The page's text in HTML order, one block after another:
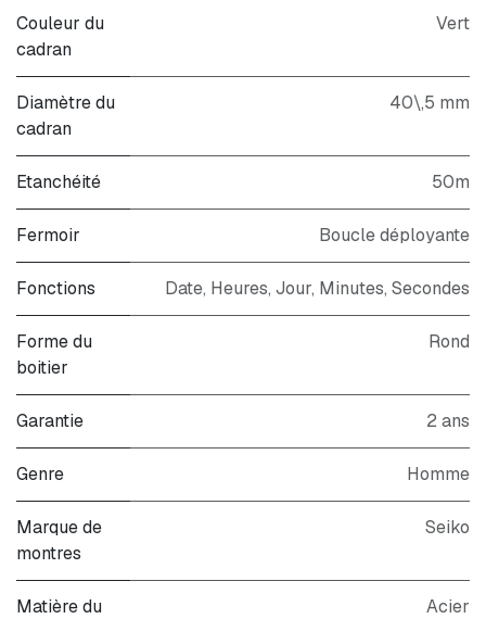
Couleur du
cadran
Vert
Diamètre du
cadran
40\,5 mm
Etanchéité 50m
Fermoir Boucle déployante
Fonctions Date, Heures, Jour, Minutes, Secondes
Forme du
boitier
Rond
Garantie 2 ans
Genre Homme
Marque de
montres
Seiko
Matière du
Acier